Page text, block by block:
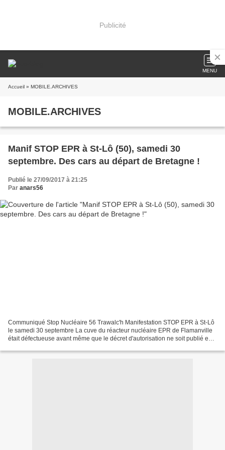
Publicité
MENU
Accueil » MOBILE.ARCHIVES
MOBILE.ARCHIVES
Manif STOP EPR à St-Lô (50), samedi 30
septembre. Des cars au départ de Bretagne !
Publié le 27/09/2017 à 21:25
Par anars56
Communiqué Stop Nucléaire 56 Trawalc'h Manifestation STOP EPR à St-Lô
le samedi 30 septembre La cuve du réacteur nucléaire EPR de Flamanville
était défectueuse avant même que le décret d'autorisation ne soit publié en